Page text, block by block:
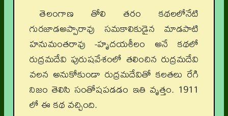
తెలంగాణ తోలి తరం కథలలోనేటి
గురజాడఅప్పారావు సమకాలికుడైన మాడపాటి
హనుమంతరావు -హృదయశీలం అనే కథలో
రుద్రమదేవి పురుషవేశంలో తలించిన రుద్రమదేవి
వలన అనుకోకుండా రుద్రమదేవితో కలతలు రేగి
నిజం తెలిసి సంతోషపడడం ఇతి వృత్తం. 1911
లో ఈ కథ వచ్చింది.